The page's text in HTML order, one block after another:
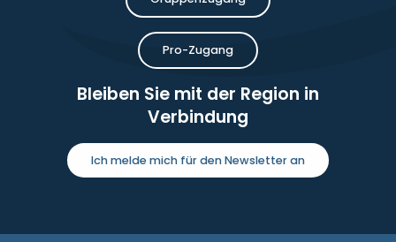
Pro-Zugang
Bleiben Sie mit der Region in
Verbindung
Ich melde mich für den Newsletter an